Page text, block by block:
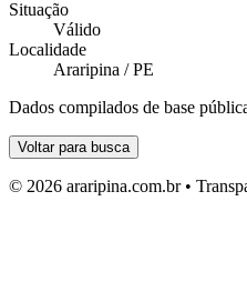
Situação
Válido
Localidade
Araripina / PE
Dados compilados de base
Voltar para busca
© 2026 araripina.com.br •